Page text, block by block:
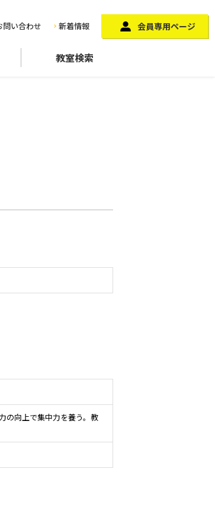
問い合わせ 新着情報 会員専用ページ
教室検索
の向上で集中力を養う。教